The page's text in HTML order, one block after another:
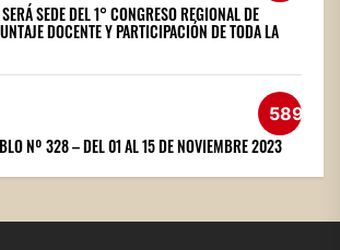
SEDE DEL 1° CONGRESO REGIONAL DE
DOCENTE Y PARTICIPACIÓN DE TODA LA
589
Nº 328 – DEL 01 AL 15 DE NOVIEMBRE 2023